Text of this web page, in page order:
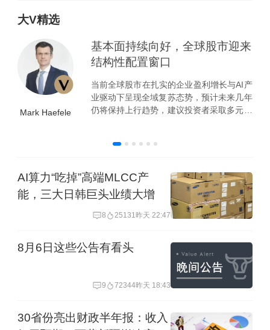
大V精选
Mark Haefele
基本面持续向好，全球股市迎来
结构性配置窗口
当前全球股市在扎实的企业盈利增长与AI产
业驱动下呈现全域复苏态势，预计未来几年
仍将保持上行趋势，建议投资者采取多元化
AI算力“吃掉”高端MLCC产
能，三大日韩巨头业绩大增
8 25131昨天 22:47
8月6日这些公告有看头
9 72344昨天 18:43
30省份亮出财政半年报：收入